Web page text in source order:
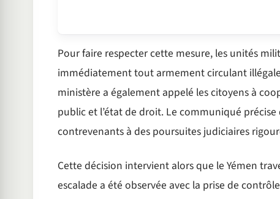
Pour faire respecter cette mesure, les unités
immédiatement tout armement circulant
ministère a également appelé les citoyens à
public et l’état de droit. Le communiqué
contrevenants à des poursuites judiciaires
Cette décision intervient alors que le Yémen
escalade a été observée avec la prise de